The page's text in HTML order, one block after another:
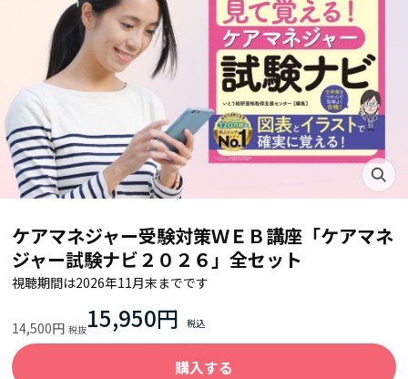
ケアマネジャー受験対策ＷＥＢ講座「ケアマネ
ジャー試験ナビ２０２６」全セット
視聴期間は2026年11月末までです
14,500円 15,950円
購入する